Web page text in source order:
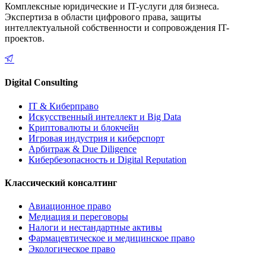
Комплексные юридические и IT-услуги для бизнеса.
Экспертиза в области цифрового права, защиты
интеллектуальной собственности и сопровождения IT-
проектов.
Digital Consulting
IT & Киберправо
Искусственный интеллект и Big Data
Криптовалюты и блокчейн
Игровая индустрия и киберспорт
Арбитраж & Due Diligence
Кибербезопасность и Digital Reputation
Классический консалтинг
Авиационное право
Медиация и переговоры
Налоги и нестандартные активы
Фармацевтическое и медицинское право
Экологическое право